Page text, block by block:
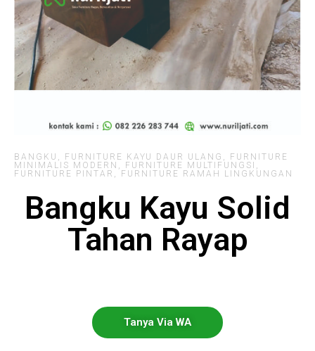
BANGKU FURNITURE KAYU DAUR ULANG
FURNITURE
MINIMALIS MODERN
FURNITURE MULTIFUNGSI
FURNITURE PINTAR
FURNITURE RAMAH LINGKUNGAN
Bangku Kayu Solid
Tahan Rayap
Tanya Via WA